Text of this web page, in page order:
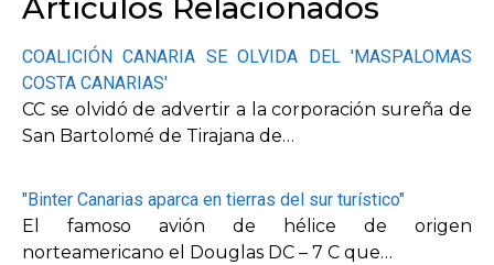
COALICIÓN CANARIA SE OLVIDA DEL 'MASPALOMAS
COSTA CANARIAS'
CC se olvidó de advertir a la corporación sureña de
San Bartolomé de Tirajana de…
"Binter Canarias aparca en tierras del sur turístico"
El famoso avión de hélice de origen
norteamericano el Douglas DC – 7 C que…